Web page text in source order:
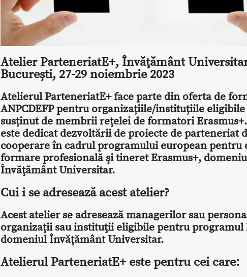
Atelier ParteneriatE+, Învăţământ
București, 27-29 noiembrie 2023
Atelierul ParteneriatE+ face parte din oferta de
ANPCDEFP pentru organizațiile/instituțiile eligibile
susținut de membriireţelei de formatori Erasmus+
este dedicat dezvoltării de proiecte de parteneriat
cooperare în cadrul programului european pentru
formare profesională şi tineret Erasmus+,
Învăţământ Universitar.
Cui i se adresează acest atelier?
Acest atelier se adresează managerilor sau
organizaţii sau instituţii eligibile pentru programul
domeniul Învăţământ Universitar.
Atelierul ParteneriatE+ este pentru cei care: